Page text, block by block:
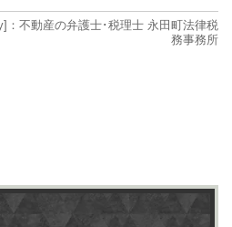
不動産の弁護士･税理士 永田町法律税
務事務所